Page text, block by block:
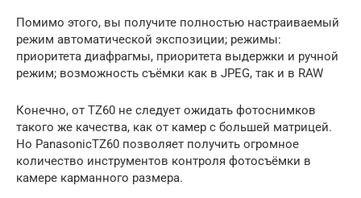
Помимо этого, вы получите полностью настраиваемый
режим автоматической экспозиции; режимы:
приоритета диафрагмы, приоритета выдержки и ручной
режим; возможность съёмки как в JPEG, так и в RAW
Конечно, от TZ60 не следует ожидать фотоснимков
такого же качества, как от камер с большей матрицей.
Но PanasonicTZ60 позволяет получить огромное
количество инструментов контроля фотосъёмки в
камере карманного размера.